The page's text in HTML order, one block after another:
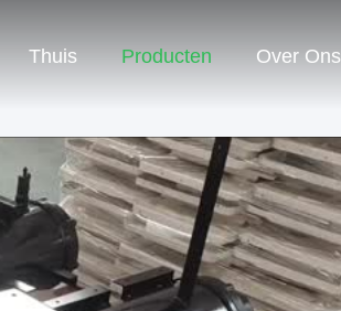
Thuis Producten Over Ons